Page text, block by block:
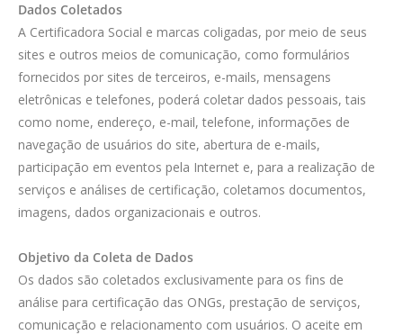
Dados Coletados
A Certificadora Social e marcas coligadas, por meio de seus
sites e outros meios de comunicação, como formulários
fornecidos por sites de terceiros, e-mails, mensagens
eletrônicas e telefones, poderá coletar dados pessoais, tais
como nome, endereço, e-mail, telefone, informações de
navegação de usuários do site, abertura de e-mails,
participação em eventos pela Internet e, para a realização de
serviços e análises de certificação, coletamos documentos,
imagens, dados organizacionais e outros.
Objetivo da Coleta de Dados
Os dados são coletados exclusivamente para os fins de
análise para certificação das ONGs, prestação de serviços,
comunicação e relacionamento com usuários. O aceite em